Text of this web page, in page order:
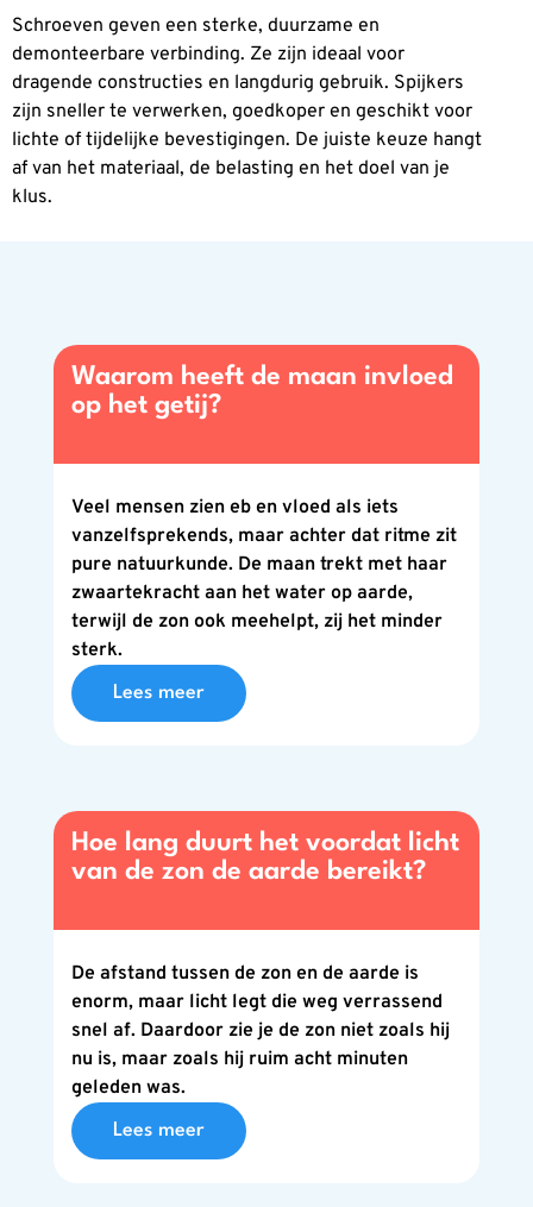
Schroeven geven een sterke, duurzame en
demonteerbare verbinding. Ze zijn ideaal voor
dragende constructies en langdurig gebruik. Spijkers
zijn sneller te verwerken, goedkoper en geschikt voor
lichte of tijdelijke bevestigingen. De juiste keuze hangt
af van het materiaal, de belasting en het doel van je
klus.
Waarom heeft de maan invloed
op het getij?
Veel mensen zien eb en vloed als iets
vanzelfsprekends, maar achter dat ritme zit
pure natuurkunde. De maan trekt met haar
zwaartekracht aan het water op aarde,
terwijl de zon ook meehelpt, zij het minder
sterk.
Lees meer
Hoe lang duurt het voordat licht
van de zon de aarde bereikt?
De afstand tussen de zon en de aarde is
enorm, maar licht legt die weg verrassend
snel af. Daardoor zie je de zon niet zoals hij
nu is, maar zoals hij ruim acht minuten
geleden was.
Lees meer